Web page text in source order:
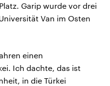
Garip wurde vor drei
Van im Osten
einen
Ich dachte, das ist
in die Türkei